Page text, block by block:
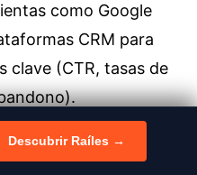
como Google
CRM para
clave (CTR, tasas de
de botella y ajusta
ejemplo, si tus
Descubrir Raíles →